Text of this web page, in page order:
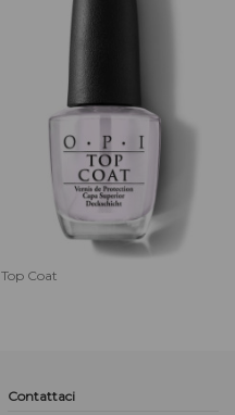
Top Coat
Contattaci